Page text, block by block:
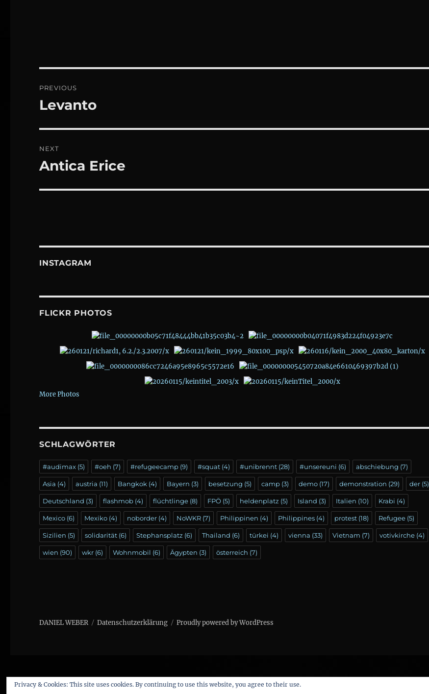
Navigation
PREVIOUS
Previous
Levanto
NEXT
Next
Antica Erice
INSTAGRAM
FLICKR PHOTOS
More Photos
SCHLAGWÖRTER
#audimax (5) #oeh (7) #refugeecamp (9) #squat (4) #unibrennt (28) #unsereuni (6) abschiebung (7)
Asia (4) austria (11) Bangkok (4) Bayern (3) besetzung (5) camp (3) demo (17) demonstration (29) der (5)
Deutschland (3) flashmob (4) flüchtlinge (8) FPÖ (5) heldenplatz (5) Island (3) Italien (10) Krabi (4)
Mexico (6) Mexiko (4) noborder (4) NoWKR (7) Philippinen (4) Philippines (4) protest (18) Refugee (5)
Sizilien (5) solidarität (6) Stephansplatz (6) Thailand (6) türkei (4) vienna (33) Vietnam (7) votivkirche (4)
wien (90) wkr (6) Wohnmobil (6) Ägypten (3) österreich (7)
DANIEL WEBER Datenschutzerklärung Proudly powered by WordPress
Privacy & Cookies: This site uses cookies. By continuing to use this website, you agree to their use.